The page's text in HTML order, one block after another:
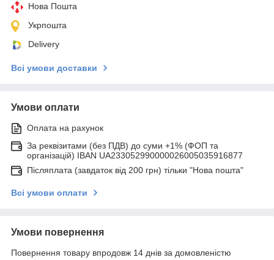
Нова Пошта
Укрпошта
Delivery
Всі умови доставки
Умови оплати
Оплата на рахунок
За реквізитами (без ПДВ) до суми +1% (ФОП та
організацій) IBAN UA233052990000026005035916877
Післяплата (завдаток від 200 грн) тільки "Нова пошта"
Всі умови оплати
Умови повернення
Повернення товару впродовж 14 днів за домовленістю